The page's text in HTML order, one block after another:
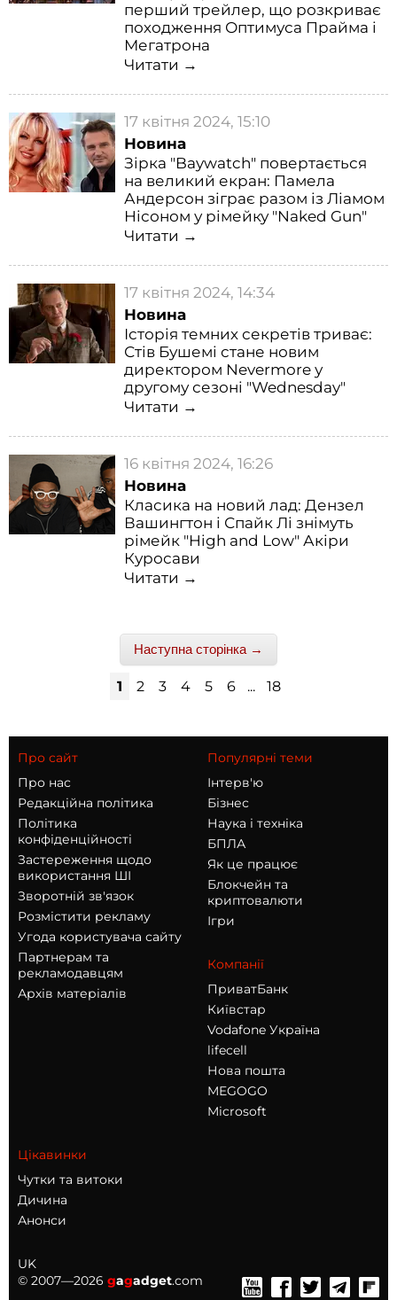
перший трейлер, що розкриває
походження Оптимуса Прайма і
Мегатрона
Читати →
17 квітня 2024, 15:10
Новина
Зірка "Baywatch" повертається
на великий екран: Памела
Андерсон зіграє разом із Ліамом
Нісоном у рімейку "Naked Gun"
Читати →
17 квітня 2024, 14:34
Новина
Історія темних секретів триває:
Стів Бушемі стане новим
директором Nevermore у
другому сезоні "Wednesday"
Читати →
16 квітня 2024, 16:26
Новина
Класика на новий лад: Дензел
Вашингтон і Спайк Лі знімуть
рімейк "High and Low" Акіри
Куросави
Читати →
Наступна сторінка →
1 2 3 4 5 6 ... 18
Про сайт
Про нас
Редакційна політика
Політика
конфіденційності
Застереження щодо
використання ШІ
Зворотній зв'язок
Розмістити рекламу
Угода користувача сайту
Партнерам та
рекламодавцям
Архів матеріалів
Популярні теми
Інтерв'ю
Бізнес
Наука і техніка
БПЛА
Як це працює
Блокчейн та
криптовалюти
Ігри
Компанії
ПриватБанк
Київстар
Vodafone Україна
lifecell
Нова пошта
MEGOGO
Microsoft
Цікавинки
Чутки та витоки
Дичина
Анонси
UK
© 2007—2026 gagadget.com